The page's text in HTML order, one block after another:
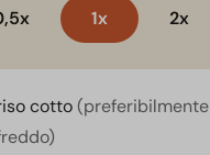
1x 2x
cotto(preferibilmente